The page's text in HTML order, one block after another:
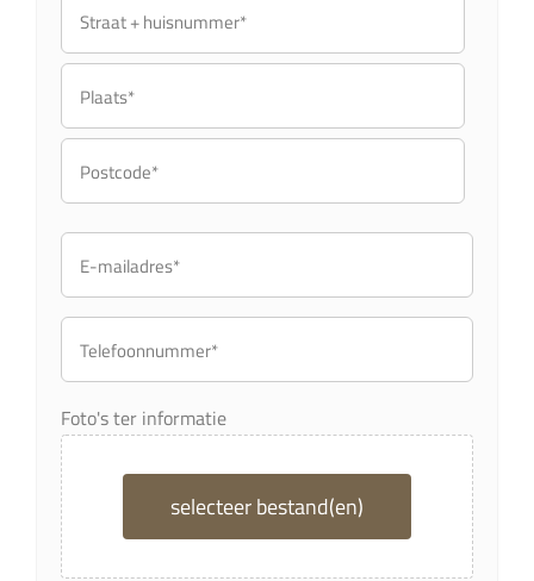
Straat
huisnummer
Plaats
mailadres*
Foto's ter informatie
selecteer bestand(en)